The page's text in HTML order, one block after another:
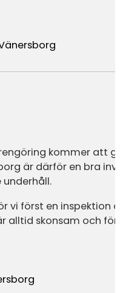
kommer att
är därför en bra
vi först en
alltid skonsam och